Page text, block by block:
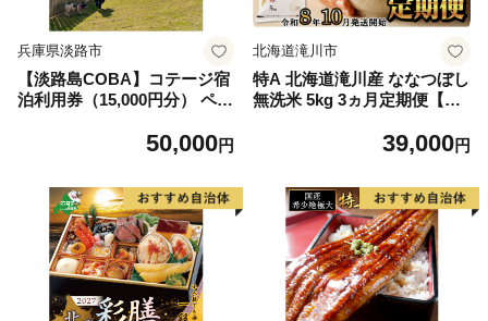
兵庫県淡路市
【淡路島COBA】コテージ宿
泊利用券（15,000円分） ペッ
50,000円
北海道滝川市
特A 北海道滝川産 ななつぼし
無洗米 5kg 3ヵ月定期便【R8
単一米 産地限定米 ブランド
り 道産 送料無料 むせんまい
限定 贈答
39,000円